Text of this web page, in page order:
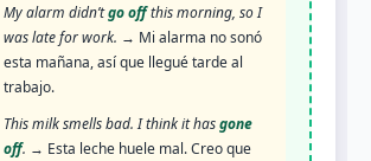
My alarm didn’tgo offthis morning, so I
was late for work. → Mi alarma no sonó
esta mañana, así que llegué tarde al
trabajo.
This milk smells bad. I think it hasgone
off. → Esta leche huele mal. Creo que